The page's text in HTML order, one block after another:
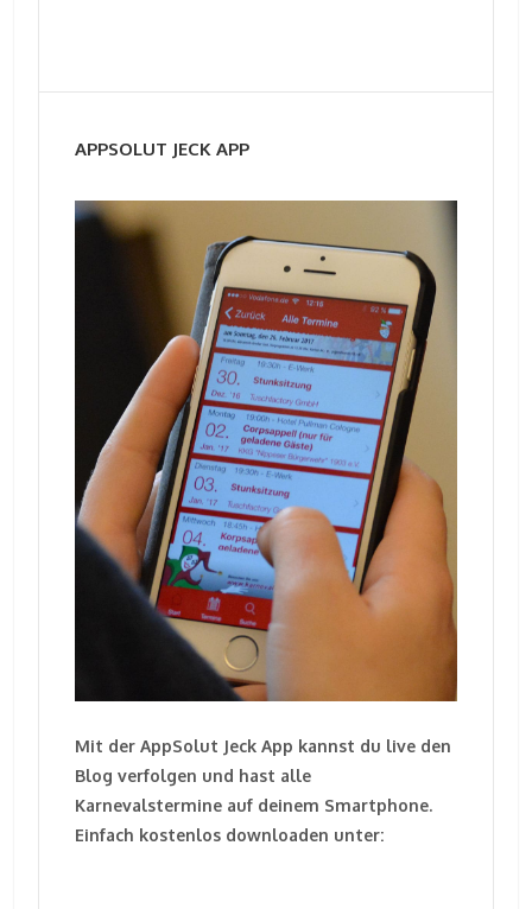
APPSOLUT JECK APP
Mit der AppSolut Jeck App kannst du live den
Blog verfolgen und hast alle
Karnevalstermine auf deinem Smartphone.
Einfach kostenlos downloaden unter: